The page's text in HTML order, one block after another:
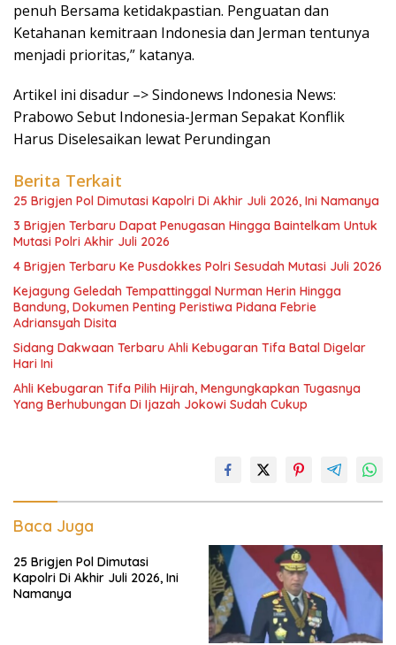
penuh Bersama ketidakpastian. Penguatan dan
Ketahanan kemitraan Indonesia dan Jerman tentunya
menjadi prioritas,” katanya.
Artikel ini disadur –> Sindonews Indonesia News:
Prabowo Sebut Indonesia-Jerman Sepakat Konflik
Harus Diselesaikan lewat Perundingan
Berita Terkait
25 Brigjen Pol Dimutasi Kapolri Di Akhir Juli 2026, Ini Namanya
3 Brigjen Terbaru Dapat Penugasan Hingga Baintelkam Untuk
Mutasi Polri Akhir Juli 2026
4 Brigjen Terbaru Ke Pusdokkes Polri Sesudah Mutasi Juli 2026
Kejagung Geledah Tempattinggal Nurman Herin Hingga
Bandung, Dokumen Penting Peristiwa Pidana Febrie
Adriansyah Disita
Sidang Dakwaan Terbaru Ahli Kebugaran Tifa Batal Digelar
Hari Ini
Ahli Kebugaran Tifa Pilih Hijrah, Mengungkapkan Tugasnya
Yang Berhubungan Di Ijazah Jokowi Sudah Cukup
Baca Juga
25 Brigjen Pol Dimutasi
Kapolri Di Akhir Juli 2026, Ini
Namanya